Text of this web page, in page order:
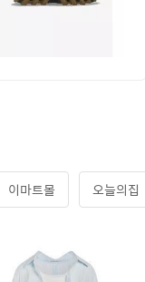
이마트몰 오늘의집